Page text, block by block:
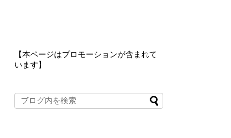
【本ページはプロモーションが含まれて
います】